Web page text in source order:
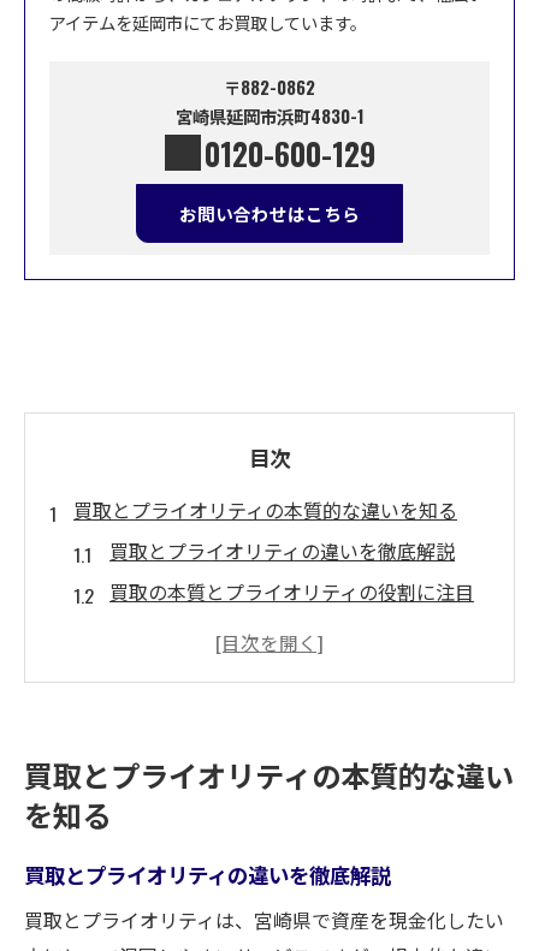
アイテムを延岡市にてお買取しています。
〒882-0862
宮崎県延岡市浜町4830-1
0120-600-129
お問い合わせはこちら
目次
買取とプライオリティの本質的な違いを知る
買取とプライオリティの違いを徹底解説
買取の本質とプライオリティの役割に注目
宮崎県で注目される買取と優先サービス比
プライオリティ付き買取の仕組みと特徴を
宮崎県の買取サービス活用のポイント解説
買取とプライオリティの本質的な違い
を知る
買取とプライオリティの違いを徹底解説
買取とプライオリティは、宮崎県で資産を現金化したい